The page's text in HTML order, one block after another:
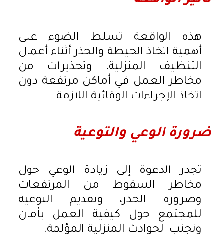
هذه الواقعة تسلط الضوء على
أهمية اتخاذ الحيطة والحذر أثناء أعمال
التنظيف المنزلية، وتحذيرات من
مخاطر العمل في أماكن مرتفعة دون
اتخاذ الإجراءات الوقائية اللازمة.
ضرورة الوعي والتوعية
تجدر الدعوة إلى زيادة الوعي حول
مخاطر السقوط من المرتفعات
وضرورة الحذر، وتقديم التوعية
للمجتمع حول كيفية العمل بأمان
وتجنب الحوادث المنزلية المؤلمة.